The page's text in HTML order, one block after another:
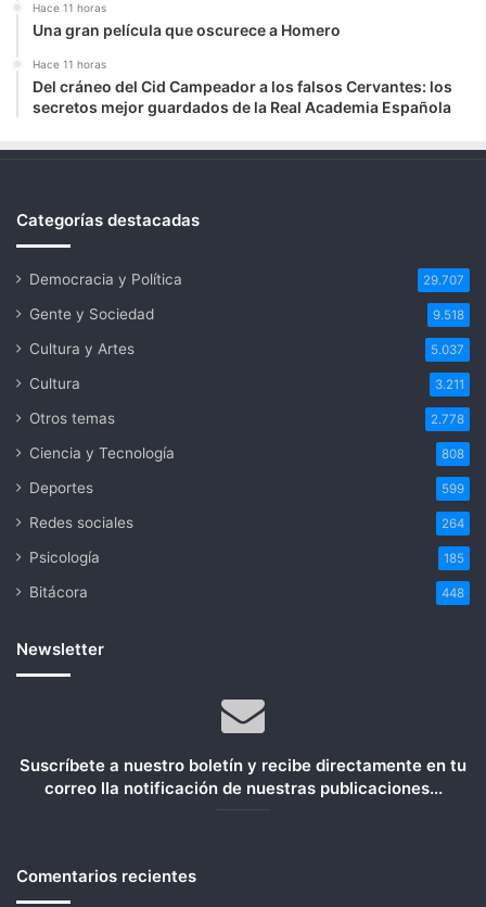
Hace 11 horas
Una gran película que oscurece a Homero
Hace 11 horas
Del cráneo del Cid Campeador a los falsos Cervantes: los
secretos mejor guardados de la Real Academia Española
Categorías destacadas
Democracia y Política 29.707
Gente y Sociedad 9.518
Cultura y Artes 5.037
Cultura 3.211
Otros temas 2.778
Ciencia y Tecnología 808
Deportes 599
Redes sociales 264
Psicología 185
Bitácora 448
Newsletter
Suscríbete a nuestro boletín y recibe directamente en tu
correo lla notificación de nuestras publicaciones...
Comentarios recientes